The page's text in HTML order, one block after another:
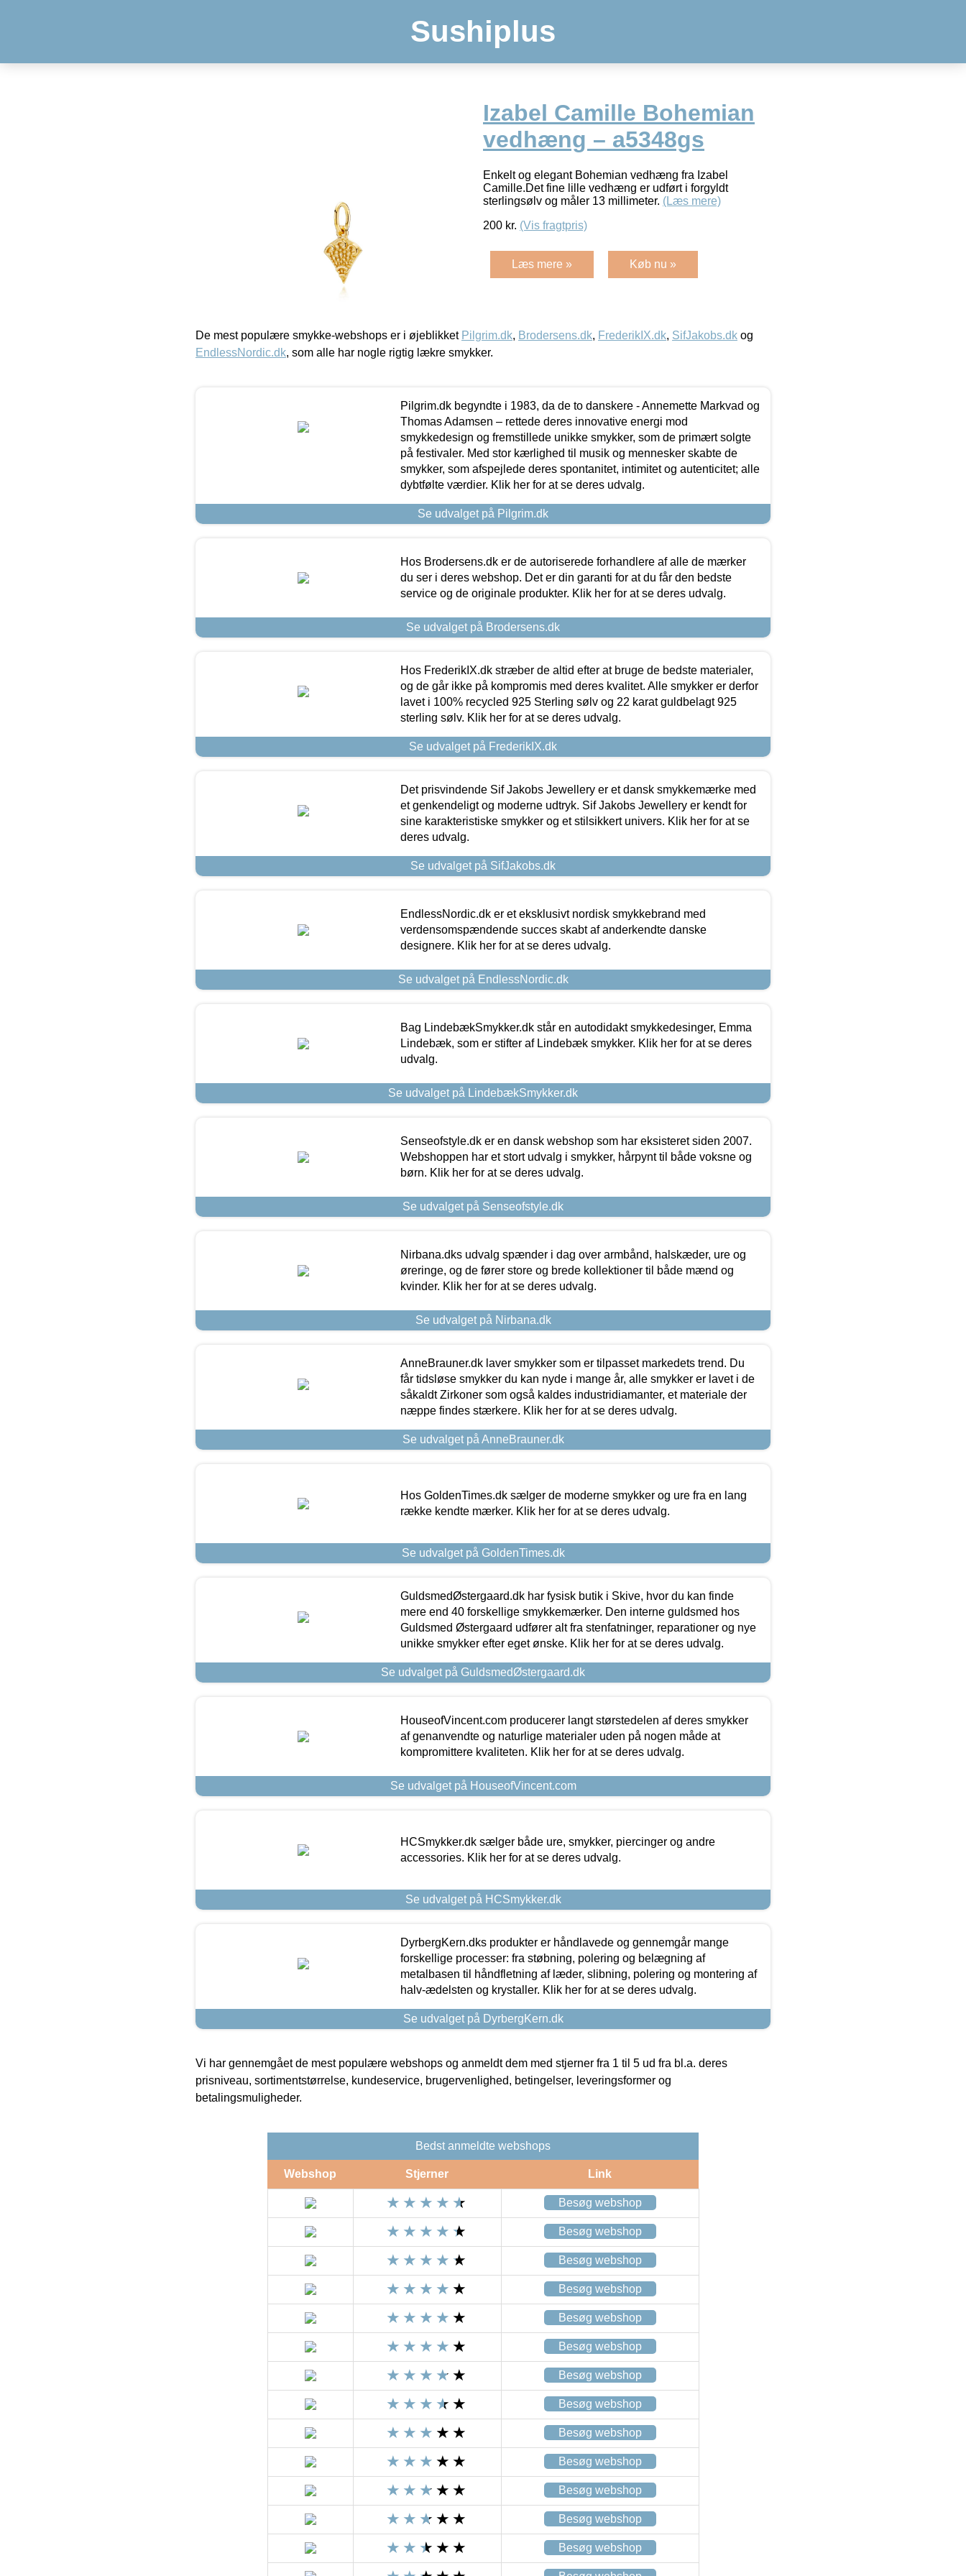
Sushiplus
Izabel Camille Bohemian
vedhæng – a5348gs
Enkelt og elegant Bohemian vedhæng fra Izabel
Camille.Det fine lille vedhæng er udført i forgyldt
sterlingsølv og måler 13 millimeter. (Læs mere)
200 kr. (Vis fragtpris)
Læs mere » Køb nu »
De mest populære smykke-webshops er i øjeblikket Pilgrim.dk, Brodersens.dk, FrederikIX.dk, SifJakobs.dk og
EndlessNordic.dk, som alle har nogle rigtig lækre smykker.
Pilgrim.dk begyndte i 1983, da de to danskere - Annemette Markvad og
Thomas Adamsen – rettede deres innovative energi mod
smykkedesign og fremstillede unikke smykker, som de primært solgte
på festivaler. Med stor kærlighed til musik og mennesker skabte de
smykker, som afspejlede deres spontanitet, intimitet og autenticitet; alle
dybtfølte værdier. Klik her for at se deres udvalg.
Se udvalget på Pilgrim.dk
Hos Brodersens.dk er de autoriserede forhandlere af alle de mærker
du ser i deres webshop. Det er din garanti for at du får den bedste
service og de originale produkter. Klik her for at se deres udvalg.
Se udvalget på Brodersens.dk
Hos FrederikIX.dk stræber de altid efter at bruge de bedste materialer,
og de går ikke på kompromis med deres kvalitet. Alle smykker er derfor
lavet i 100% recycled 925 Sterling sølv og 22 karat guldbelagt 925
sterling sølv. Klik her for at se deres udvalg.
Se udvalget på FrederikIX.dk
Det prisvindende Sif Jakobs Jewellery er et dansk smykkemærke med
et genkendeligt og moderne udtryk. Sif Jakobs Jewellery er kendt for
sine karakteristiske smykker og et stilsikkert univers. Klik her for at se
deres udvalg.
Se udvalget på SifJakobs.dk
EndlessNordic.dk er et eksklusivt nordisk smykkebrand med
verdensomspændende succes skabt af anderkendte danske
designere. Klik her for at se deres udvalg.
Se udvalget på EndlessNordic.dk
Bag LindebækSmykker.dk står en autodidakt smykkedesinger, Emma
Lindebæk, som er stifter af Lindebæk smykker. Klik her for at se deres
udvalg.
Se udvalget på LindebækSmykker.dk
Senseofstyle.dk er en dansk webshop som har eksisteret siden 2007.
Webshoppen har et stort udvalg i smykker, hårpynt til både voksne og
børn. Klik her for at se deres udvalg.
Se udvalget på Senseofstyle.dk
Nirbana.dks udvalg spænder i dag over armbånd, halskæder, ure og
øreringe, og de fører store og brede kollektioner til både mænd og
kvinder. Klik her for at se deres udvalg.
Se udvalget på Nirbana.dk
AnneBrauner.dk laver smykker som er tilpasset markedets trend. Du
får tidsløse smykker du kan nyde i mange år, alle smykker er lavet i de
såkaldt Zirkoner som også kaldes industridiamanter, et materiale der
næppe findes stærkere. Klik her for at se deres udvalg.
Se udvalget på AnneBrauner.dk
Hos GoldenTimes.dk sælger de moderne smykker og ure fra en lang
række kendte mærker. Klik her for at se deres udvalg.
Se udvalget på GoldenTimes.dk
GuldsmedØstergaard.dk har fysisk butik i Skive, hvor du kan finde
mere end 40 forskellige smykkemærker. Den interne guldsmed hos
Guldsmed Østergaard udfører alt fra stenfatninger, reparationer og nye
unikke smykker efter eget ønske. Klik her for at se deres udvalg.
Se udvalget på GuldsmedØstergaard.dk
HouseofVincent.com producerer langt størstedelen af deres smykker
af genanvendte og naturlige materialer uden på nogen måde at
kompromittere kvaliteten. Klik her for at se deres udvalg.
Se udvalget på HouseofVincent.com
HCSmykker.dk sælger både ure, smykker, piercinger og andre
accessories. Klik her for at se deres udvalg.
Se udvalget på HCSmykker.dk
DyrbergKern.dks produkter er håndlavede og gennemgår mange
forskellige processer: fra støbning, polering og belægning af
metalbasen til håndfletning af læder, slibning, polering og montering af
halv-ædelsten og krystaller. Klik her for at se deres udvalg.
Se udvalget på DyrbergKern.dk
Vi har gennemgået de mest populære webshops og anmeldt dem med stjerner fra 1 til 5 ud fra bl.a. deres
prisniveau, sortimentstørrelse, kundeservice, brugervenlighed, betingelser, leveringsformer og
betalingsmuligheder.
Bedst anmeldte webshops
Webshop Stjerner Link
Besøg webshop
Besøg webshop
Besøg webshop
Besøg webshop
Besøg webshop
Besøg webshop
Besøg webshop
Besøg webshop
Besøg webshop
Besøg webshop
Besøg webshop
Besøg webshop
Besøg webshop